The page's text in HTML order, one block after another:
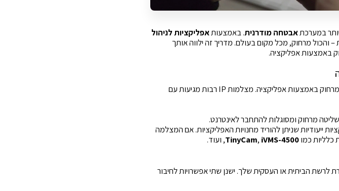
במערכתאבטחה מודרנית. באמצעותאפליקציות לניהול
והכול מרחוק, מכל מקום בעולם. מדריך זה ילווה אותך
באמצעות אפליקציה.
לפני שמתחילים, יש לוודא שמצלמות האבטחה תומכות בשליטה מרחוק באמצעות אפליקציה. מצלמות IP רבות מגיעות עם
מרחוק ומסוגלות להתחבר לאינטרנט.
ייעודיות שניתן להוריד מחנויות האפליקציות. אם המצלמה
כלליות כמו TinyCam, iVMS-4500 , ועוד.
הביתית או העסקית שלך. ישנן שתי אפשרויות לחיבור